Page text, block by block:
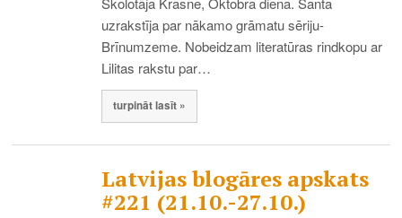
uzrakstīja par nākamo grāmatu sēriju-
Brīnumzeme. Nobeidzam literatūras rindkopu ar
Lilitas rakstu par…
turpināt lasīt »
Latvijas blogāres apskats
#221 (21.10.-27.10.)